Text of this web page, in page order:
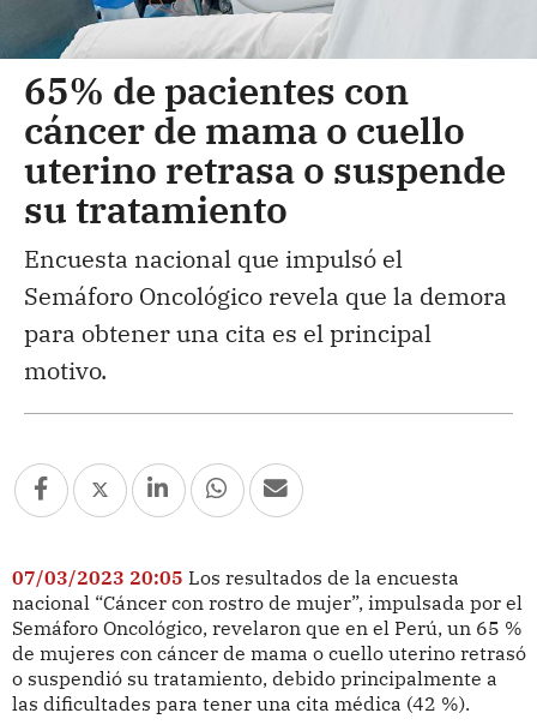
65% de pacientes con
cáncer de mama o cuello
uterino retrasa o suspende
su tratamiento
Encuesta nacional que impulsó el
Semáforo Oncológico revela que la demora
para obtener una cita es el principal
motivo.
07/03/2023 20:05 Los resultados de la encuesta
nacional “Cáncer con rostro de mujer”, impulsada por el
Semáforo Oncológico, revelaron que en el Perú, un 65 %
de mujeres con cáncer de mama o cuello uterino retrasó
o suspendió su tratamiento, debido principalmente a
las dificultades para tener una cita médica (42 %).